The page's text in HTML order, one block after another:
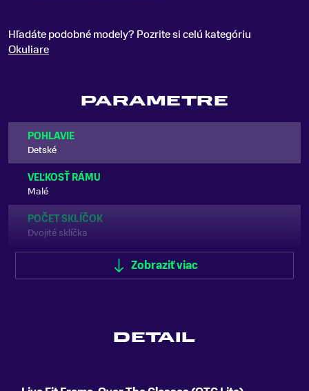
Hľadáte podobné modely? Pozrite si celú kategóriu
Okuliare
PARAMETRE
POHLAVIE
Detské
VEĽKOSŤ RÁMU
Malé
POČET SKLÍČOK
Dvojité sklíčka
KOMPATIBILNÉ S DIOPTRICKÝMI OKULIARMI(OTG)
VETRANIE
Zobraziť viac
DETAIL